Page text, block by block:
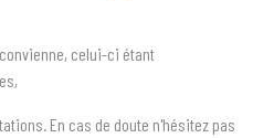
celui-ci étant
En cas de doute n'hésitez pas